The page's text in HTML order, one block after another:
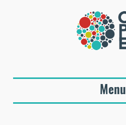
Menu